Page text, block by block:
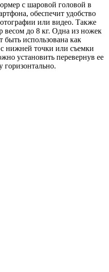
с шаровой головой в
обеспечит удобство
или видео. Также
весом до 8 кг. Одна из ножек
быть использована как
нижней точки или съемки
установить перевернув ее
горизонтально.